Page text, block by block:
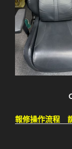
報修操作流程